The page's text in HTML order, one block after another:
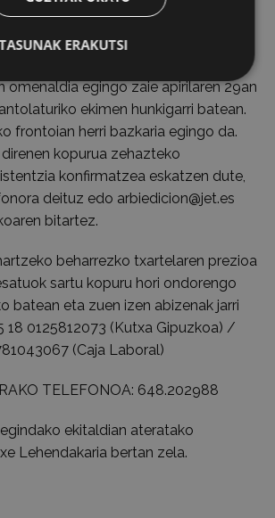
defendatu zuten gudariei eta
Atea’ eskulturaren eta Elgetako
omenaldia egingo zaie apirilaren 29an
ekimen hunkigarri batean.
frontoian herri bazkaria egingo da.
kopurua zehazteko
konfirmatzea eskatzen dute,
deituz edo arbiedicion@jet.es
bitartez.
beharrezko txartelaren prezioa
sartu kopuru hori ondorengo
batean eta zuen izen abizenak jarri
18 0125812073 (Kutxa Gipuzkoa) /
(Caja Laboral)
TELEFONOA: 648.202988
ekitaldian ateratako
Lehendakaria bertan zela.
ERAKUTSI